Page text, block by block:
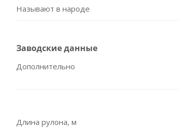
Называют в народе
Заводские данные
Дополнительно
Длина рулона, м